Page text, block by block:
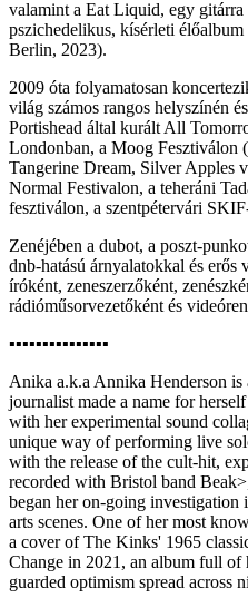
valamint a Eat Liquid, egy gitárra
pszichedelikus, kísérleti
Berlin, 2023).
2009 óta folyamatosan
világ számos rangos helyszínén
Portishead által kurált All
Londonban, a Moog Fesztiválon
Tangerine Dream, Silver Apples
Normal Festivalon, a teheráni
fesztiválon, a szentpétervári
Zenéjében a dubot, a poszt-
dnb-hatású árnyalatokkal és erős
íróként, zeneszerzőként,
rádióműsorvezetőként és
▪︎▪︎▪︎▪︎▪︎▪︎▪︎▪︎▪︎▪︎▪︎▪︎▪︎▪︎▪︎
Anika a.k.a Annika Henderson
journalist made a name for
with her experimental sound
unique way of performing live
with the release of the cult-hit,
recorded with Bristol band
began her on-going
arts scenes. One of her most
a cover of The Kinks' 1965
Change in 2021, an album full of
guarded optimism spread across